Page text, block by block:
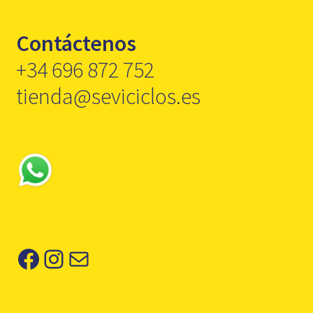
Contáctenos
+34 696 872 752
tienda@seviciclos.es
Facebook
Instagram
Correo electrónico